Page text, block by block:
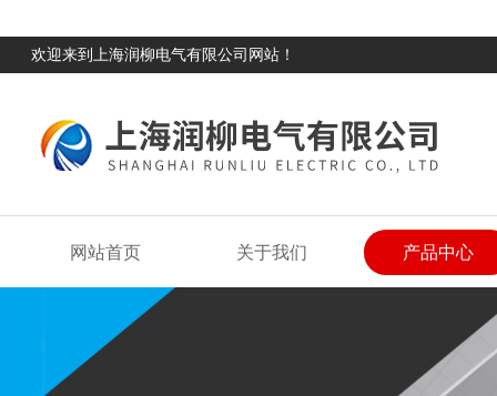
欢迎来到上海润柳电气有限公司网站！
网站首页 关于我们 产品中心